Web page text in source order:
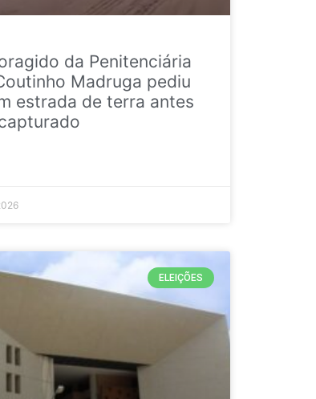
da Penitenciária
Madruga pediu
estrada de terra antes
ELEIÇÕES